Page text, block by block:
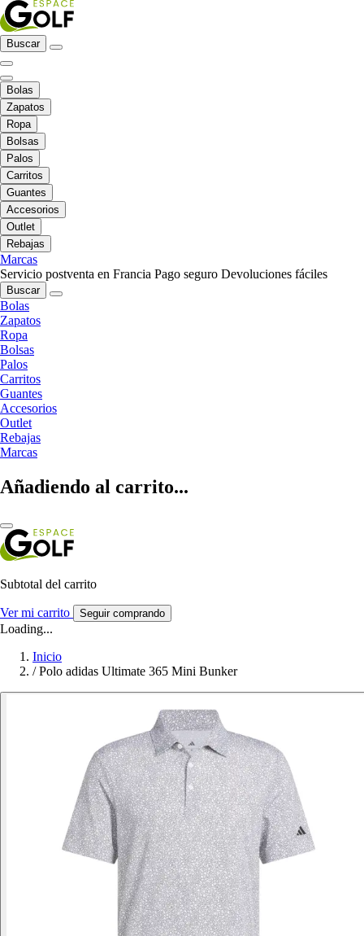
Buscar
Bolas
Zapatos
Ropa
Bolsas
Palos
Carritos
Guantes
Accesorios
Outlet
Rebajas
Marcas
Servicio postventa en Francia Pago seguro Devoluciones fáciles
Buscar
Bolas
Zapatos
Ropa
Bolsas
Palos
Carritos
Guantes
Accesorios
Outlet
Rebajas
Marcas
Añadiendo al carrito...
Subtotal del carrito
Ver mi carrito Seguir comprando
Loading...
Inicio
/ Polo adidas Ultimate 365 Mini Bunker